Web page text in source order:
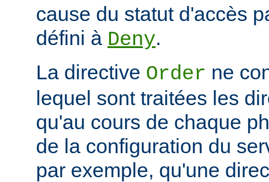
cause du statut d'accès
défini à Deny.
La directive Order ne
lequel sont traitées les
qu'au cours de chaque
de la configuration du
par exemple, qu'une